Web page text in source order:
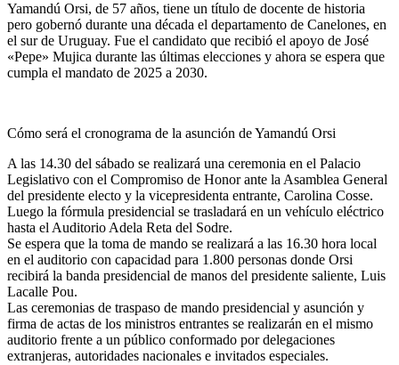
Yamandú Orsi, de 57 años, tiene un título de docente de historia
pero gobernó durante una década el departamento de Canelones, en
el sur de Uruguay. Fue el candidato que recibió el apoyo de José
«Pepe» Mujica durante las últimas elecciones y ahora se espera que
cumpla el mandato de 2025 a 2030.
Cómo será el cronograma de la asunción de Yamandú Orsi
A las 14.30 del sábado se realizará una ceremonia en el Palacio
Legislativo con el Compromiso de Honor ante la Asamblea General
del presidente electo y la vicepresidenta entrante, Carolina Cosse.
Luego la fórmula presidencial se trasladará en un vehículo eléctrico
hasta el Auditorio Adela Reta del Sodre.
Se espera que la toma de mando se realizará a las 16.30 hora local
en el auditorio con capacidad para 1.800 personas donde Orsi
recibirá la banda presidencial de manos del presidente saliente, Luis
Lacalle Pou.
Las ceremonias de traspaso de mando presidencial y asunción y
firma de actas de los ministros entrantes se realizarán en el mismo
auditorio frente a un público conformado por delegaciones
extranjeras, autoridades nacionales e invitados especiales.